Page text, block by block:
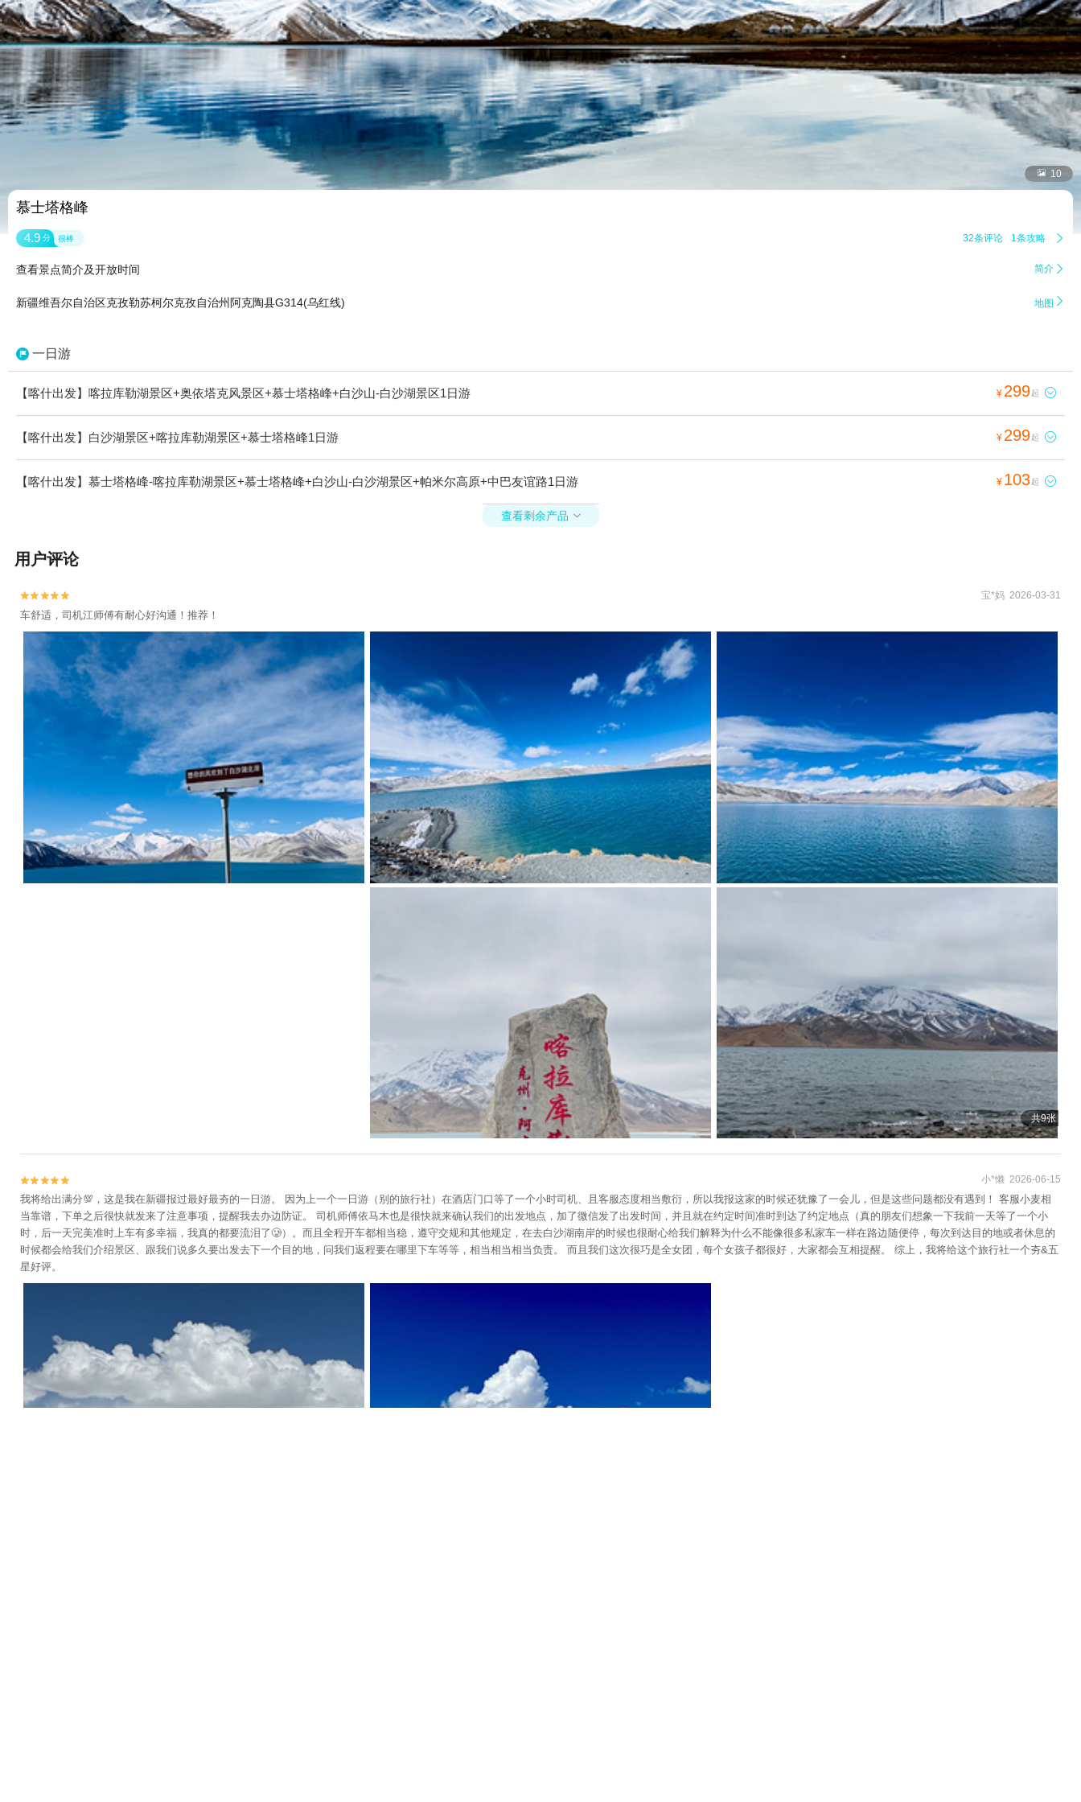
 10
慕士塔格峰
4.9 分 很棒 32条评论 1条攻略 
查看景点简介及开放时间 简介 
新疆维吾尔自治区克孜勒苏柯尔克孜自治州阿克陶县G314(乌红线) 地图 
一日游
【喀什出发】喀拉库勒湖景区+奥依塔克风景区+慕士塔格峰+白沙山-白沙湖景区1日游 ¥ 299起 
【喀什出发】白沙湖景区+喀拉库勒湖景区+慕士塔格峰1日游 ¥ 299起 
【喀什出发】慕士塔格峰-喀拉库勒湖景区+慕士塔格峰+白沙山-白沙湖景区+帕米尔高原+中巴友谊路1日游 ¥ 103起 
查看剩余产品 
用户评论

 宝*妈 2026-03-31
车舒适，司机江师傅有耐心好沟通！推荐！
共9张

 小*懒 2026-06-15
我将给出满分💯，这是我在新疆报过最好最夯的一日游。 因为上一个一日游（别的旅行社）在酒店门口等了一个小时司机、且客服态度相当敷衍，所以我报这家的时候还犹豫了一会儿，但是这些问题都没有遇到！ 客服小麦相
当靠谱，下单之后很快就发来了注意事项，提醒我去办边防证。 司机师傅依马木也是很快就来确认我们的出发地点，加了微信发了出发时间，并且就在约定时间准时到达了约定地点（真的朋友们想象一下我前一天等了一个小
时，后一天完美准时上车有多幸福，我真的都要流泪了🥲）。而且全程开车都相当稳，遵守交规和其他规定，在去白沙湖南岸的时候也很耐心给我们解释为什么不能像很多私家车一样在路边随便停，每次到达目的地或者休息的
时候都会给我们介绍景区、跟我们说多久要出发去下一个目的地，问我们返程要在哪里下车等等，相当相当相当负责。 而且我们这次很巧是全女团，每个女孩子都很好，大家都会互相提醒。 综上，我将给这个旅行社一个夯&五
星好评。